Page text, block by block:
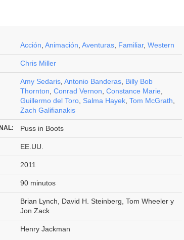
Acción Animación Aventuras Familiar, Western
Chris Miller
Amy Sedaris Antonio Banderas Billy Bob
Thornton Conrad Vernon Constance Marie
Guillermo del Toro Salma Hayek Tom McGrath
Zach Galifianakis
Puss in Boots
EE.UU.
2011
90 minutos
Brian Lynch, David H. Steinberg, Tom Wheeler y
Jon Zack
Henry Jackman